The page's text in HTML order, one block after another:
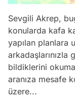
Sevgili Akrep,
konularda kafa
yapılan planlara
arkadaşlarınızla
bildiklerini
aranıza mesafe
üzere...